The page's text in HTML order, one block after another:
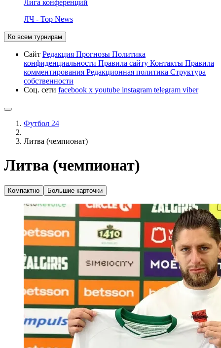
Лига конференций
ЛЧ - Top News
Ко всем турнирам
Сайт Редакция Прогнозы Политика
конфиденциальности Правила сайту Контакты Правила
комментирования Редакционная политика Структура
собственности
Соц. сети facebook x youtube instagram telegram viber
Футбол 24
Литва (чемпионат)
Литва (чемпионат)
Компактно Большие карточки